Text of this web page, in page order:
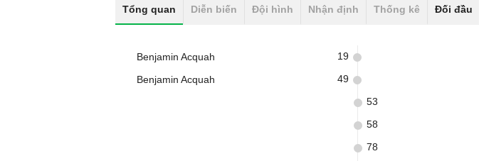
Tổng quan Diễn biến Đội hình Nhận định Thống kê Đối đầu
Benjamin Acquah 19
Benjamin Acquah 49
53
58
78